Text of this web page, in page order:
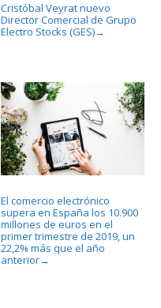
Cristóbal Veyrat nuevo
Director Comercial de Grupo
Electro Stocks (GES)→
El comercio electrónico
supera en España los 10.900
millones de euros en el
primer trimestre de 2019, un
22,2% más que el año
anterior→